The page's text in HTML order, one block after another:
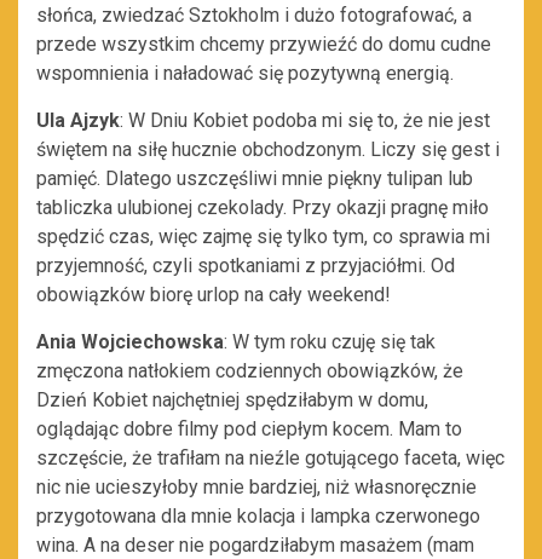
słońca, zwiedzać Sztokholm i dużo fotografować, a
przede wszystkim chcemy przywieźć do domu cudne
wspomnienia i naładować się pozytywną energią.
Ula Ajzyk: W Dniu Kobiet podoba mi się to, że nie jest
świętem na siłę hucznie obchodzonym. Liczy się gest i
pamięć. Dlatego uszczęśliwi mnie piękny tulipan lub
tabliczka ulubionej czekolady. Przy okazji pragnę miło
spędzić czas, więc zajmę się tylko tym, co sprawia mi
przyjemność, czyli spotkaniami z przyjaciółmi. Od
obowiązków biorę urlop na cały weekend!
Ania Wojciechowska: W tym roku czuję się tak
zmęczona natłokiem codziennych obowiązków, że
Dzień Kobiet najchętniej spędziłabym w domu,
oglądając dobre filmy pod ciepłym kocem. Mam to
szczęście, że trafiłam na nieźle gotującego faceta, więc
nic nie ucieszyłoby mnie bardziej, niż własnoręcznie
przygotowana dla mnie kolacja i lampka czerwonego
wina. A na deser nie pogardziłabym masażem (mam